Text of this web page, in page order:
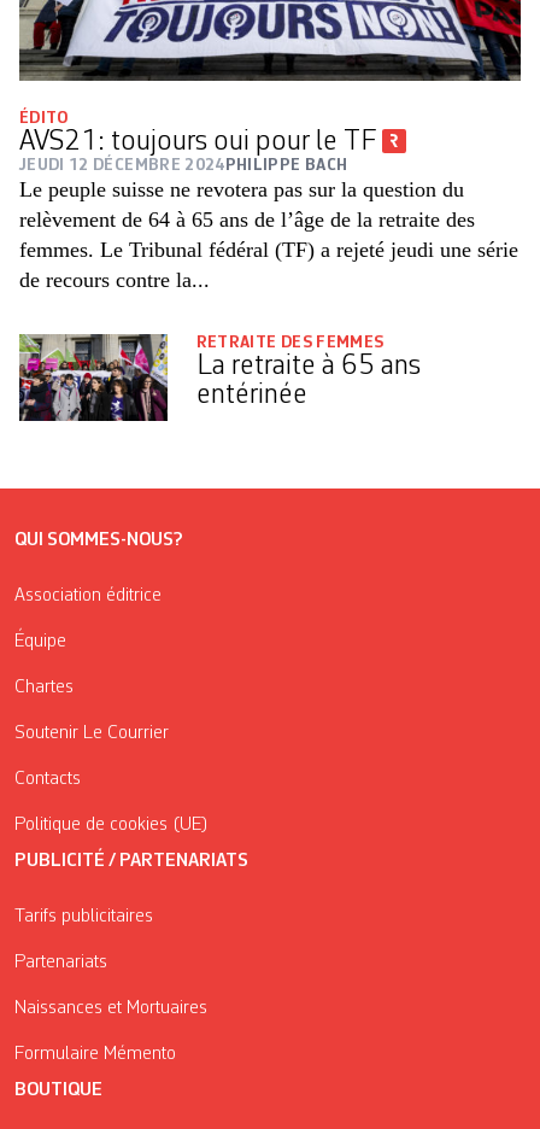
ÉDITO
AVS21: toujours oui pour le TF
JEUDI 12 DÉCEMBRE 2024 PHILIPPE BACH
Le peuple suisse ne revotera pas sur la question du
relèvement de 64 à 65 ans de l’âge de la retraite des
femmes. Le Tribunal fédéral (TF) a rejeté jeudi une série
de recours contre la...
RETRAITE DES FEMMES
La retraite à 65 ans
entérinée
QUI SOMMES-NOUS?
Association éditrice
Équipe
Chartes
Soutenir Le Courrier
Contacts
Politique de cookies (UE)
PUBLICITÉ / PARTENARIATS
Tarifs publicitaires
Partenariats
Naissances et Mortuaires
Formulaire Mémento
BOUTIQUE